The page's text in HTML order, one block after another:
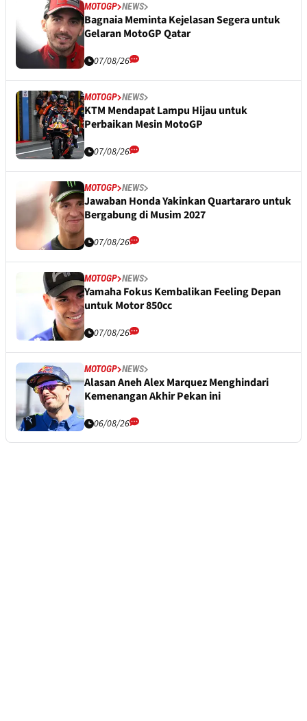
MOTOGP NEWS
Bagnaia Meminta Kejelasan Segera untuk
Gelaran MotoGP Qatar
07/08/26
MOTOGP NEWS
KTM Mendapat Lampu Hijau untuk
Perbaikan Mesin MotoGP
07/08/26
MOTOGP NEWS
Jawaban Honda Yakinkan Quartararo untuk
Bergabung di Musim 2027
07/08/26
MOTOGP NEWS
Yamaha Fokus Kembalikan Feeling Depan
untuk Motor 850cc
07/08/26
MOTOGP NEWS
Alasan Aneh Alex Marquez Menghindari
Kemenangan Akhir Pekan ini
06/08/26